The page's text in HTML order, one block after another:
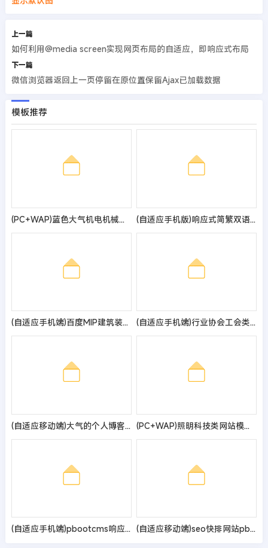
上一篇
如何利用@media screen实现网页布局的自适应，即响应式布局
下一篇
微信浏览器返回上一页停留在原位置保留Ajax已加载数据
模板推荐
(PC+WAP)蓝色大气机电机械设备制造类企业网站pbootcms模板 机械设备网站源码 (自适应手机版)响应式简繁双语黑色轴承齿轮机械制造企业pbootcms模板 机械齿轮设备网站源码
(自适应手机端)百度MIP建筑装饰装修类网站pbootcms模板 幕墙材料网站源码 (自适应手机端)行业协会工会类网站pbootcms模板 政府机构机关单位网站源码
(自适应移动端)大气的个人博客作品pbootcms网站模板 博客主题作品展示网站源码 (PC+WAP)照明科技类网站模板 LED灯具照明网站源码
(自适应手机端)pbootcms响应式企业通用网站模板 HTML5企业展示型网站源码 (自适应移动端)seo快排网站pbootcms模板 大气的IT网络软件公司网站源码